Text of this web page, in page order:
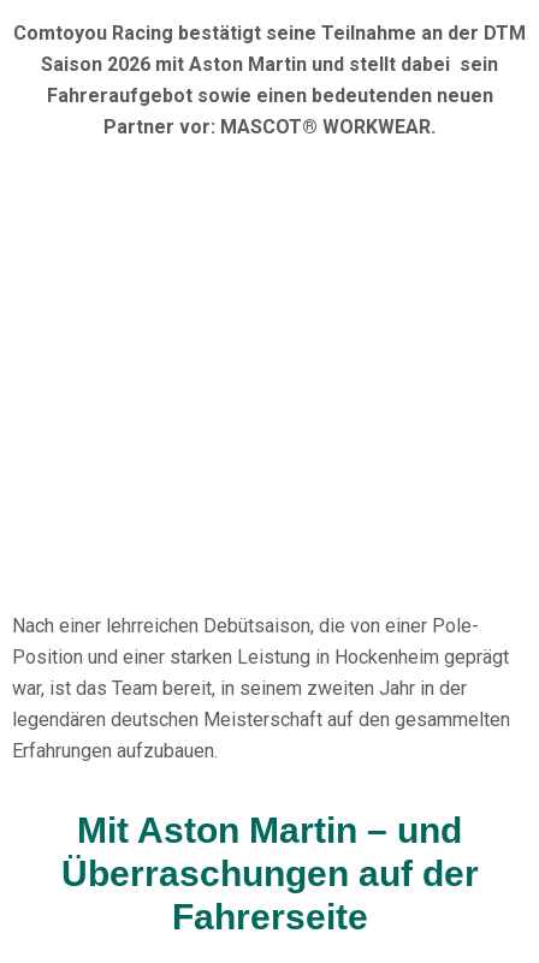
Comtoyou Racing bestätigt seine Teilnahme an der DTM
Saison 2026 mit Aston Martin und stellt dabei sein
Fahreraufgebot sowie einen bedeutenden neuen
Partner vor: MASCOT® WORKWEAR.
Nach einer lehrreichen Debütsaison, die von einer Pole-
Position und einer starken Leistung in Hockenheim geprägt
war, ist das Team bereit, in seinem zweiten Jahr in der
legendären deutschen Meisterschaft auf den gesammelten
Erfahrungen aufzubauen.
Mit Aston Martin – und
Überraschungen auf der
Fahrerseite